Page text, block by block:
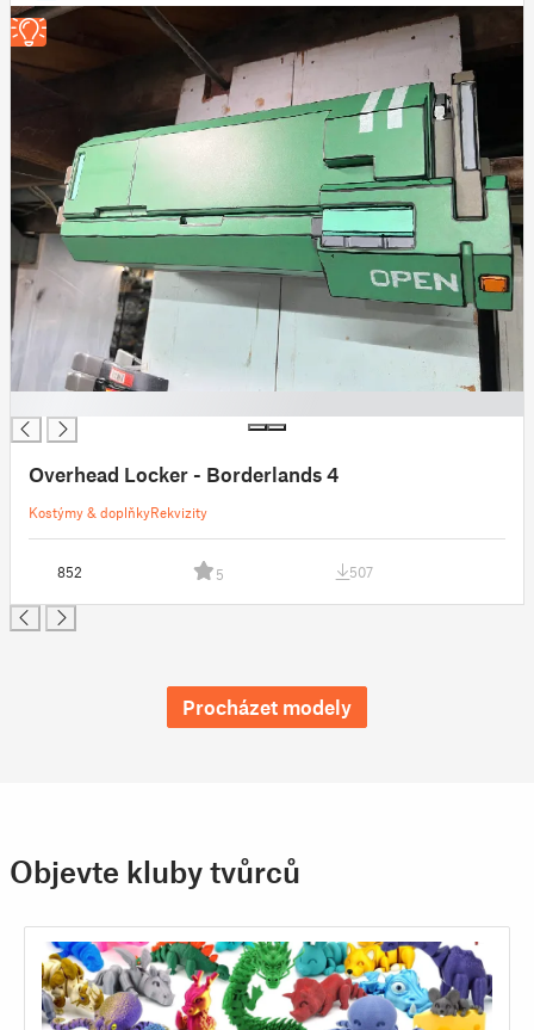
Overhead Locker - Borderlands 4
Kostýmy & doplňkyRekvizity
852 5 507
Procházet modely
Objevte kluby tvůrců